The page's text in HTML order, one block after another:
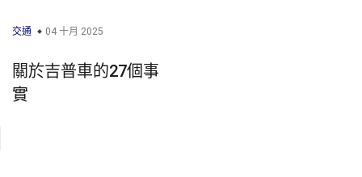
交通 04 十月 2025
關於吉普車的27個事
實